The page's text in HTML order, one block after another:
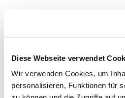
Diese Webseite verwendet
Wir verwenden Cookies, um
personalisieren, Funktionen für
Das Synodalteam des
Bischöflichen
Ergebnisse des Synodalen
bestehende Initiativen im